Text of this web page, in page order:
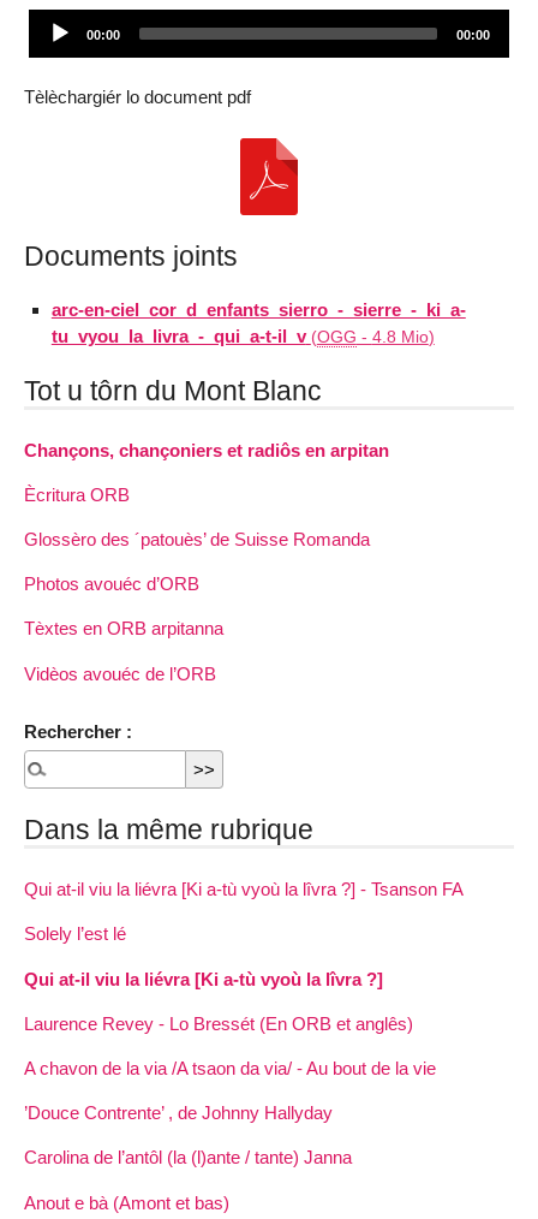
Current
00:00
Total
00:00
Tèlèchargiér lo document pdf
Documents joints
arc-en-ciel_cor_d_enfants_sierro_-_sierre_-_ki_a-
tu_vyou_la_livra_-_qui_a-t-il_v (OGG - 4.8 Mio)
Tot u tôrn du Mont Blanc
Chançons, chançoniers et radiôs en arpitan
Ècritura ORB
Glossèro des ´patouès’ de Suisse Romanda
Photos avouéc d’ORB
Tèxtes en ORB arpitanna
Vidèos avouéc de l’ORB
Rechercher :
Dans la même rubrique
Qui at-il viu la liévra [Ki a-tù vyoù la lîvra ?] - Tsanson FA
Solely l’est lé
Qui at-il viu la liévra [Ki a-tù vyoù la lîvra ?]
Laurence Revey - Lo Bressét (En ORB et anglês)
A chavon de la via /A tsaon da via/ - Au bout de la vie
’Douce Contrente’ , de Johnny Hallyday
Carolina de l’antôl (la (l)ante / tante) Janna
Anout e bà (Amont et bas)